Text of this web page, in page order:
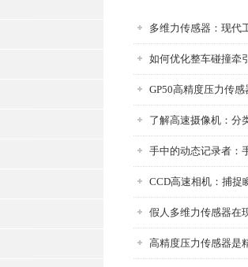
多维力传感器：现代
如何优化整车碰撞牵
GP50高精度压力传
了解高速摄像机：分
手中的动态记录者：
CCD高速相机：捕捉
假人多维力传感器在
高精度压力传感器是